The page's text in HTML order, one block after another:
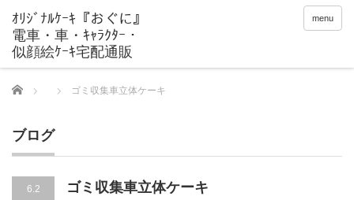
menu
Home ゴミ収集車立体ケーキ
ブログ
6.2
ゴミ収集車立体ケーキ